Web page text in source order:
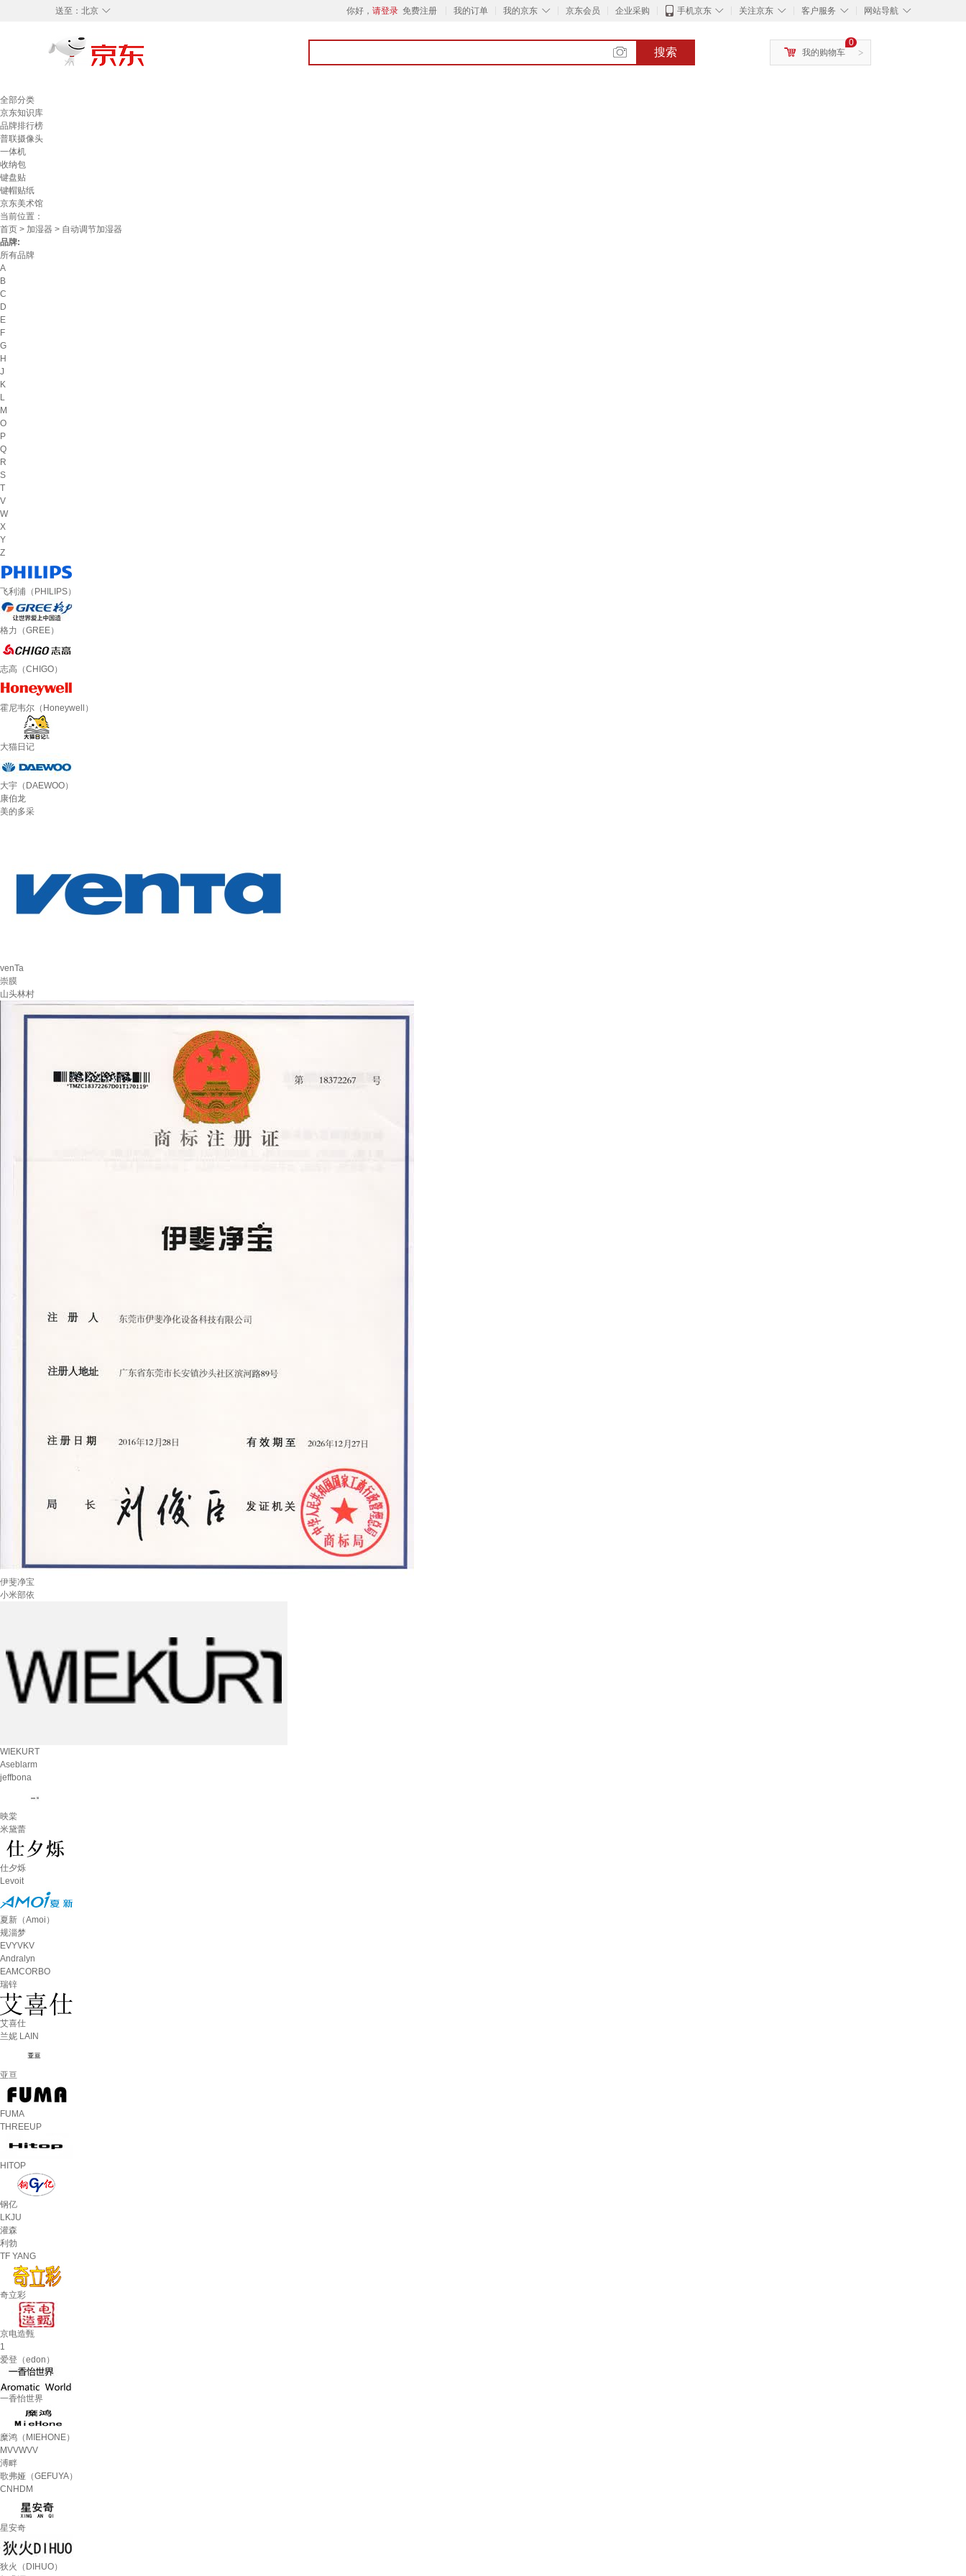
◇
送至： 北京 你好， 请登录 免费注册 我的订单 ◇
我的京东 京东会员 企业采购 ◇
手机京东 ◇
关注京东 ◇
客户服务 ◇
网站导航
搜索 >
0
我的购物车
全部分类
京东知识库
品牌排行榜
普联摄像头
一体机
收纳包
键盘贴
键帽贴纸
京东美术馆
当前位置：
首页 > 加湿器 > 自动调节加湿器
品牌:
所有品牌
A
B
C
D
E
F
G
H
J
K
L
M
O
P
Q
R
S
T
V
W
X
Y
Z
飞利浦（PHILIPS）
格力（GREE）
志高（CHIGO）
霍尼韦尔（Honeywell）
大猫日记
大宇（DAEWOO）
康伯龙
美的多采
venTa
崇膜
山头林村
伊斐净宝
小米部依
WIEKURT
Aseblarm
jeffbona
映棠
米黛蕾
仕夕烁
Levoit
夏新（Amoi）
规淄梦
EVYVKV
Andralyn
EAMCORBO
瑞锌
艾喜仕
兰妮 LAIN
亚亘
FUMA
THREEUP
HITOP
钢亿
LKJU
灌森
利勃
TF YANG
奇立彩
京电造甄
1
爱登（edon）
一香怡世界
糜鸿（MIEHONE）
MVVWVV
溥畔
歌弗娅（GEFUYA）
CNHDM
星安奇
狄火（DIHUO）